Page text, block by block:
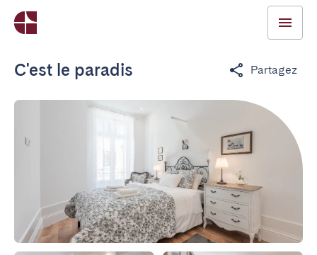
C'est le paradis Partagez